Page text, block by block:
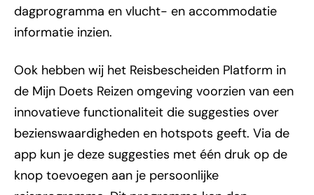
dagprogramma en vlucht- en accommodatie
informatie inzien.
Ook hebben wij het Reisbescheiden Platform in
de Mijn Doets Reizen omgeving voorzien van een
innovatieve functionaliteit die suggesties over
bezienswaardigheden en hotspots geeft. Via de
app kun je deze suggesties met één druk op de
knop toevoegen aan je persoonlijke